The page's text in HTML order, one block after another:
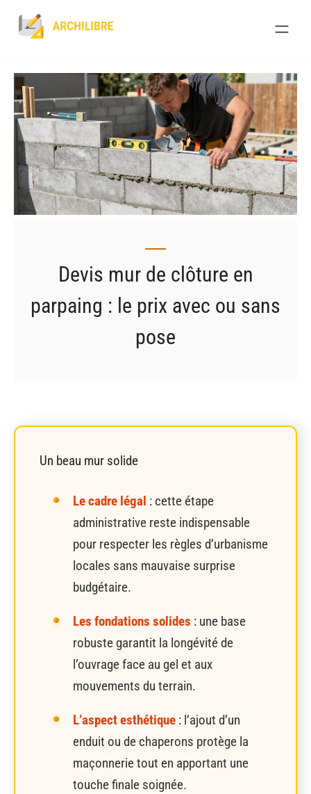
Devis mur de clôture en
parpaing : le prix avec ou sans
pose
Un beau mur solide
Le cadre légal : cette étape
administrative reste indispensable
pour respecter les règles d’urbanisme
locales sans mauvaise surprise
budgétaire.
Les fondations solides : une base
robuste garantit la longévité de
l’ouvrage face au gel et aux
mouvements du terrain.
L’aspect esthétique : l’ajout d’un
enduit ou de chaperons protège la
maçonnerie tout en apportant une
touche finale soignée.